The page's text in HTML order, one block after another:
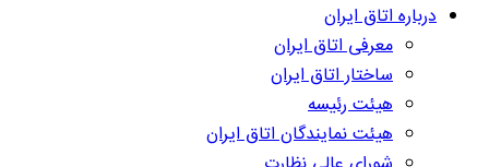
درباره اتاق ایران
معرفی اتاق ایران
ساختار اتاق ایران
هیئت رئیسه
هیئت نمایندگان اتاق ایران